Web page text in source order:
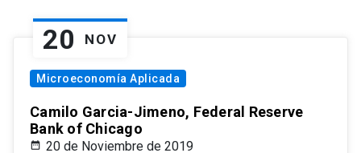
20 NOV
Microeconomía Aplicada
Camilo Garcia-Jimeno, Federal Reserve
Bank of Chicago
20 de Noviembre de 2019